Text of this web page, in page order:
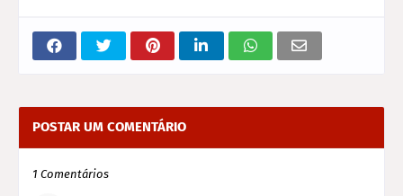
POSTAR UM COMENTÁRIO
1 Comentários